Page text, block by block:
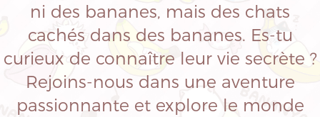
ni des bananes, mais des chats
cachés dans des bananes. Es-tu
curieux de connaître leur vie secrète ?
Rejoins-nous dans une aventure
passionnante et explore le monde